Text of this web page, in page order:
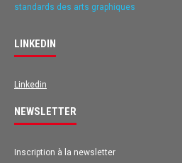
standards des arts graphiques
LINKEDIN
Linkedin
NEWSLETTER
Inscription à la newsletter